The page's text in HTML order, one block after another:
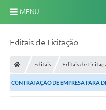
MENU
Diário Oficial
Editais de Licitação
Editais Editais de
CONTRATAÇÃO DE EMPRESA PARA